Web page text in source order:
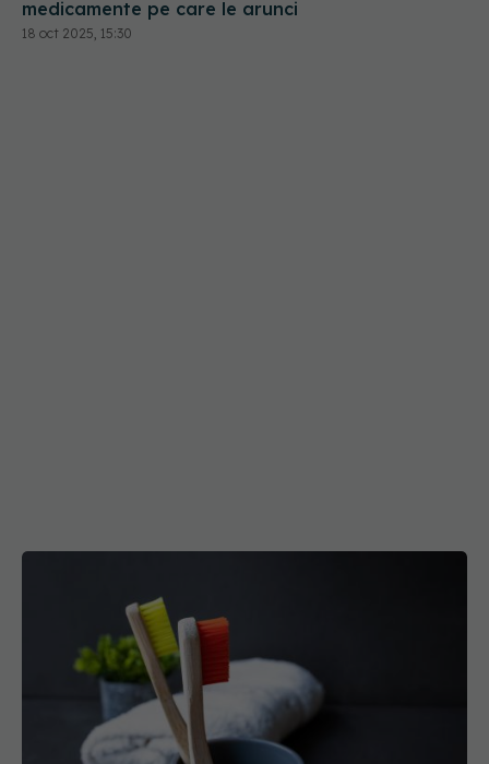
Ți-ai spălat periuța de dinți vreodată? Obiectele
din casă care pot ascunde milioane de bacterii